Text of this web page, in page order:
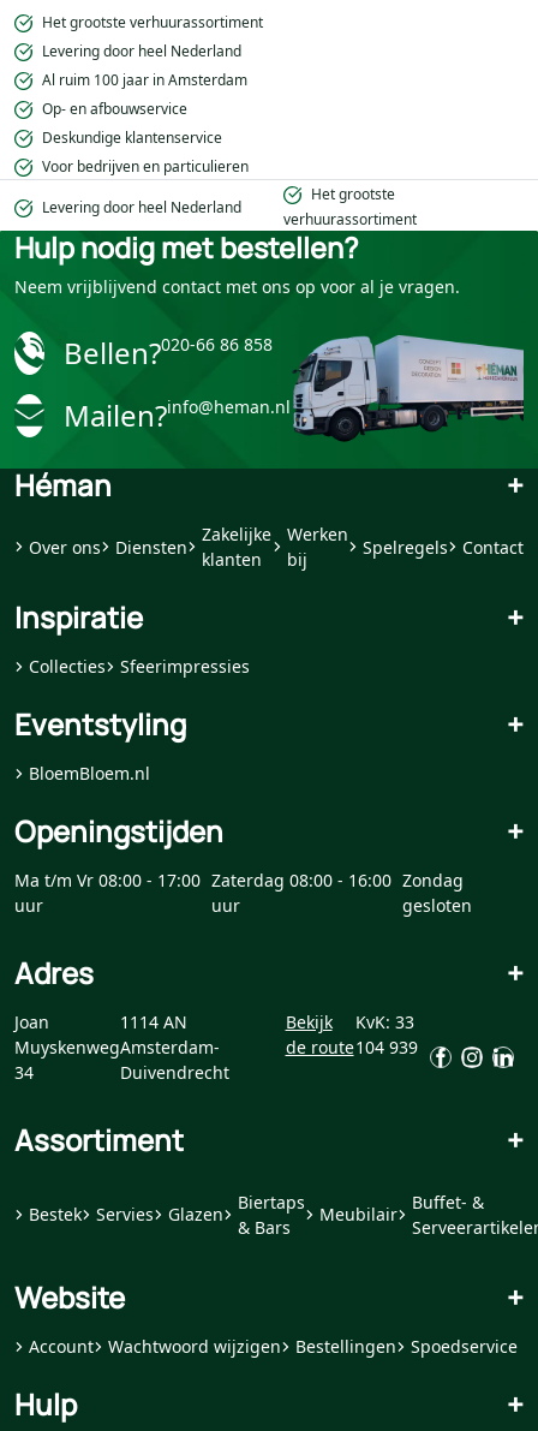
Het grootste verhuurassortiment
Levering door heel Nederland
Al ruim 100 jaar in Amsterdam
Op- en afbouwservice
Deskundige klantenservice
Voor bedrijven en particulieren
Levering door heel Nederland
Het grootste
verhuurassortiment
Hulp nodig met bestellen?
Neem vrijblijvend contact met ons op voor al je vragen.
Bellen?020-66 86 858
Mailen?info@heman.nl
Héman +
Over ons Diensten
Zakelijke
klanten
Werken
bij
Spelregels Contact
Inspiratie +
Collecties Sfeerimpressies
Eventstyling +
BloemBloem.nl
Openingstijden +
Ma t/m Vr 08:00 - 17:00
uur
Zaterdag 08:00 - 16:00
uur
Zondag
gesloten
Adres +
Joan
Muyskenweg
34
1114 AN
Amsterdam-
Duivendrecht
Bekijk
de route
KvK: 33
104 939
Assortiment +
Bestek Servies Glazen
Biertaps
& Bars
Meubilair
Buffet- &
Website +
Account Wachtwoord wijzigen Bestellingen Spoedservice
Hulp +